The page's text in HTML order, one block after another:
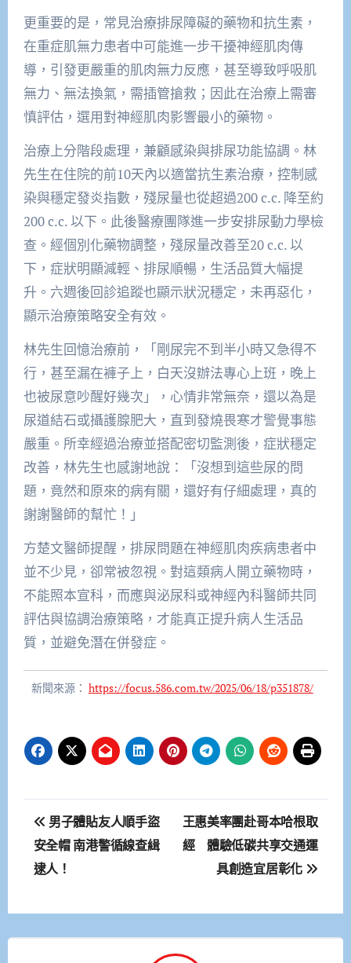
更重要的是，常見治療排尿障礙的藥物和抗生素，
在重症肌無力患者中可能進一步干擾神經肌肉傳
導，引發更嚴重的肌肉無力反應，甚至導致呼吸肌
無力、無法換氣，需插管搶救；因此在治療上需審
慎評估，選用對神經肌肉影響最小的藥物。
治療上分階段處理，兼顧感染與排尿功能協調。林
先生在住院的前10天內以適當抗生素治療，控制感
染與穩定發炎指數，殘尿量也從超過200 c.c. 降至約
200 c.c. 以下。此後醫療團隊進一步安排尿動力學檢
查。經個別化藥物調整，殘尿量改善至20 c.c. 以
下，症狀明顯減輕、排尿順暢，生活品質大幅提
升。六週後回診追蹤也顯示狀況穩定，未再惡化，
顯示治療策略安全有效。
林先生回憶治療前，「剛尿完不到半小時又急得不
行，甚至漏在褲子上，白天沒辦法專心上班，晚上
也被尿意吵醒好幾次」，心情非常無奈，還以為是
尿道結石或攝護腺肥大，直到發燒畏寒才警覺事態
嚴重。所幸經過治療並搭配密切監測後，症狀穩定
改善，林先生也感謝地說：「沒想到這些尿的問
題，竟然和原來的病有關，還好有仔細處理，真的
謝謝醫師的幫忙！」
方楚文醫師提醒，排尿問題在神經肌肉疾病患者中
並不少見，卻常被忽視。對這類病人開立藥物時，
不能照本宣科，而應與泌尿科或神經內科醫師共同
評估與協調治療策略，才能真正提升病人生活品
質，並避免潛在併發症。
新聞來源： https://focus.586.com.tw/2025/06/18/p351878/
文
章
導
覽
男子體貼友人順手盜
安全帽 南港警循線查緝
逮人！
王惠美率團赴哥本哈根取
經 體驗低碳共享交通運
具創造宜居彰化